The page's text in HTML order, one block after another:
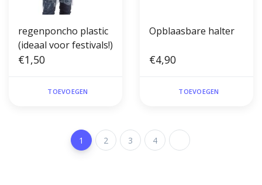
regenponcho plastic
(ideaal voor festivals!)
€1,50
TOEVOEGEN
Opblaasbare halter
€4,90
TOEVOEGEN
1 2 3 4